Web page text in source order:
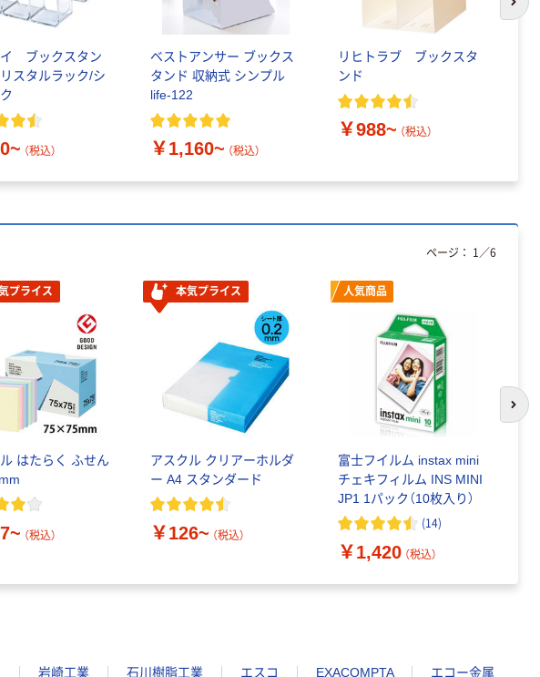
イ ブックスタン
スタルラック/シ
（税込）
ベストアンサー ブックス
タンド 収納式 シンプル
life-122
￥1,160~ （税込）
リヒトラブ ブックスタ
ンド
￥988~ （税込）
次
プライス
はたらく ふせん
（税込）
本気プライス
アスクル クリアーホルダ
ー A4 スタンダード
￥126~ （税込）
人気商品
富士フイルム instax mini
チェキフィルム INS MINI
JP1 1パック（10枚入り）
(14)
￥1,420 （税込）
ページ： 1 ／6
次
岩崎工業 石川樹脂工業 エスコ EXACOMPTA エコー金属